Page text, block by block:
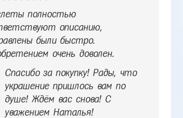
полностью
описанию,
были быстро.
очень доволен.
Спасибо за покупку! Рады, что
украшение пришлось вам по
душе! Ждём вас снова! С
уважением Наталья!